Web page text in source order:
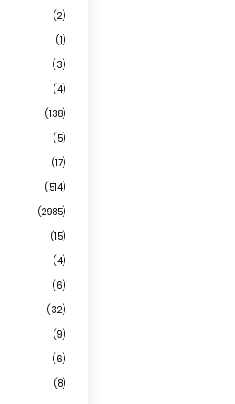
(2)
(1)
(3)
(4)
(138)
(5)
(17)
(514)
(2985)
(15)
(4)
(6)
(32)
(9)
(6)
(8)